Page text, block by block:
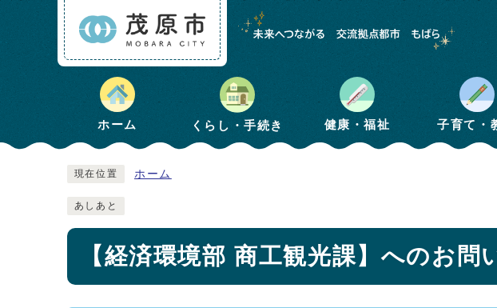
ホーム くらし・手続き 健康・福祉 子育て・
現在位置 ホーム
あしあと
【経済環境部 商工観光課】へのお問